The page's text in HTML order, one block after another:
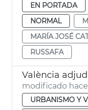
EN PORTADA
NORMAL
MARÍA JOSÉ
RUSSAFA
modificado
URBANISMO Y